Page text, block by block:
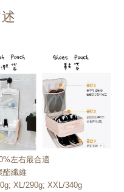
左右最合適
酯纖維
XL/290g; XXL/340g